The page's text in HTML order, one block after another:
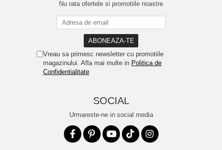
Nu rata ofertele si promotiile noastre
Vreau sa primesc newsletter cu promotiile
magazinului. Afla mai multe in Politica de
Confidentialitate
SOCIAL
Urmareste-ne in social media